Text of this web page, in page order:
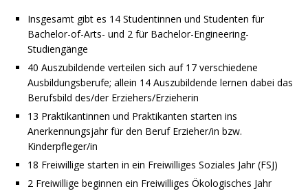
Insgesamt gibt es 14 Studentinnen und Studenten für
Bachelor-of-Arts- und 2 für Bachelor-Engineering-
Studiengänge
40 Auszubildende verteilen sich auf 17 verschiedene
Ausbildungsberufe; allein 14 Auszubildende lernen dabei das
Berufsbild des/der Erziehers/Erzieherin
13 Praktikantinnen und Praktikanten starten ins
Anerkennungsjahr für den Beruf Erzieher/in bzw.
Kinderpfleger/in
18 Freiwillige starten in ein Freiwilliges Soziales Jahr (FSJ)
2 Freiwillige beginnen ein Freiwilliges Ökologisches Jahr